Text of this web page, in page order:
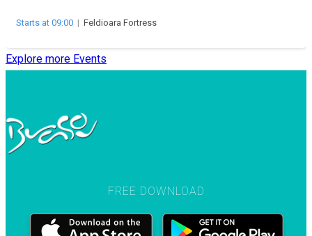
Starts at 09:00 | Feldioara Fortress
Explore more Events
FREE DOWNLOAD